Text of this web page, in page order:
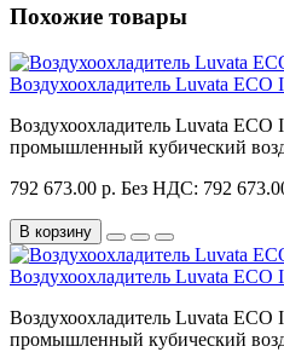
Похожие товары
Воздухоохладитель Luvata ECO
Воздухоохладитель Luvata ECO
промышленный кубический
792 673.00 р. Без НДС: 792
В корзину
Воздухоохладитель Luvata ECO
Воздухоохладитель Luvata ECO
промышленный кубический